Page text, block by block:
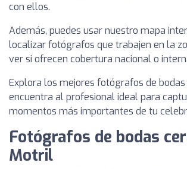
con ellos.
Además, puedes usar nuestro mapa
localizar fotógrafos que trabajen en la
ver si ofrecen cobertura nacional o
Explora los mejores fotógrafos de
encuentra al profesional ideal para
momentos más importantes de tu
Fotógrafos de bodas
Motril